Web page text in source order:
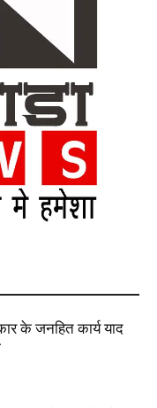
के जनहित कार्य याद